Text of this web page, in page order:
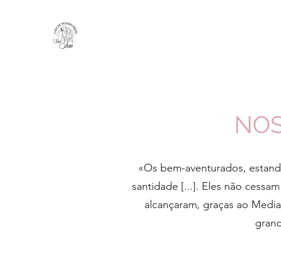
«Os bem-aventurados,
santidade [...]. Eles não
alcançaram, graças ao